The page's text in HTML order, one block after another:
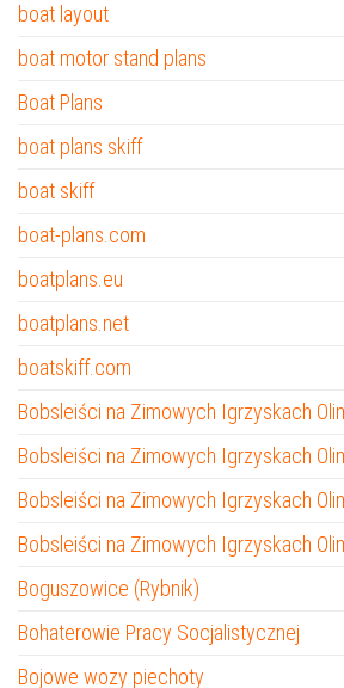
boat layout
boat motor stand plans
Boat Plans
boat plans skiff
boat skiff
boat-plans.com
boatplans.eu
boatplans.net
boatskiff.com
Bobsleiści na Zimowych Igrzyskach
Bobsleiści na Zimowych Igrzyskach
Bobsleiści na Zimowych Igrzyskach
Bobsleiści na Zimowych Igrzyskach
Boguszowice (Rybnik)
Bohaterowie Pracy Socjalistycznej
Bojowe wozy piechoty